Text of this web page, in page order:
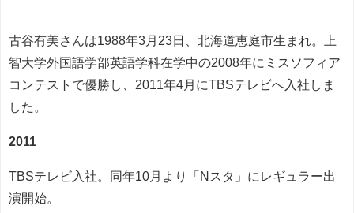
古谷有美さんは1988年3月23日、北海道恵庭市生まれ。上
智大学外国語学部英語学科在学中の2008年にミスソフィア
コンテストで優勝し、2011年4月にTBSテレビへ入社しま
した。
2011
TBSテレビ入社。同年10月より「Nスタ」にレギュラー出
演開始。